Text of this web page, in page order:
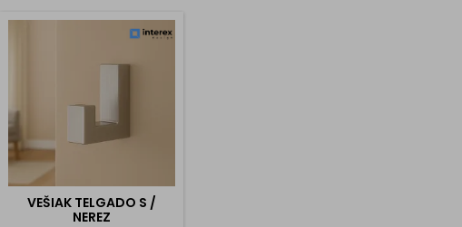
VEŠIAK TELGADO S /
NEREZ